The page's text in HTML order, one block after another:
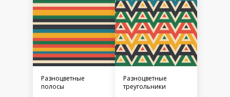
Разноцветные
полосы
Разноцветные
треугольники